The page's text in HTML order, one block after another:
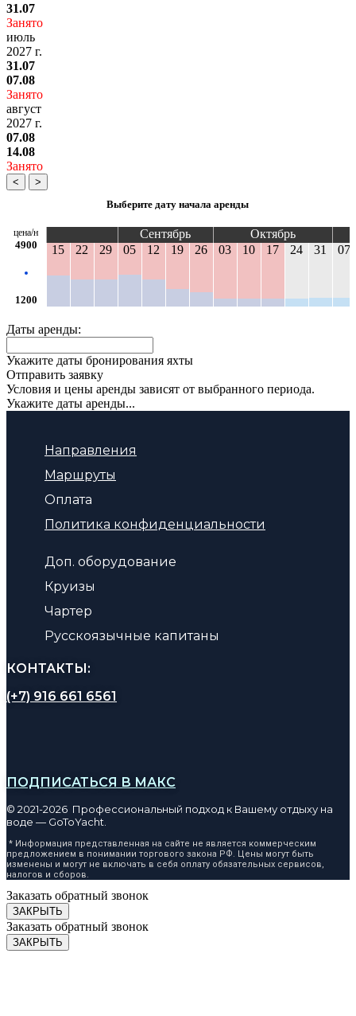
31.07
Занято
июль
2027 г.
31.07
07.08
Занято
август
2027 г.
07.08
14.08
Занято
<
>
Выберите дату начала аренды
цена/н
4900
1200
Сентябрь
Октябрь
15
22 29 05 12 19 26 03 10 17 24 31 07
Даты аренды:
Укажите даты бронирования яхты
Отправить заявку
Условия и цены аренды зависят от выбранного периода.
Укажите даты аренды...
Направления
Маршруты
Оплата
Политика конфиденциальности
Доп. оборудование
Круизы
Чартер
Русскоязычные капитаны
КОНТАКТЫ:
(+7) 916 661 6561
ПОДПИСАТЬСЯ В МАКС
© 2021-2026 Профессиональный подход к Вашему отдыху на
воде — GoToYacht.
* Информация представленная на сайте не является коммерческим
предложением в понимании торгового закона РФ. Цены могут быть
изменены и могут не включать в себя оплату обязательных сервисов,
налогов и сборов.
Заказать обратный звонок
ЗАКРЫТЬ
Заказать обратный звонок
ЗАКРЫТЬ